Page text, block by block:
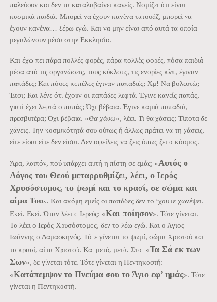
παλεύουν και δεν τα καταλαβαίνει κανείς. Νομίζει ότι είναι
κοσμικά παιδιά. Μπορεί να έχουν κανένα τατουάζ, μπορεί να
έχουν κανένα… ξέρω εγώ. Και να μην είναι από αυτά τα οποία
μεγαλώνουν μέσα στην Εκκλησία.
Και έχω πει πάρα πολλές φορές, πάρα πολλές φορές, πόσα παιδιά
μέσα από τις οργανώσεις, τους κύκλους, τις ενορίες κλπ, έγιναν
παπάδες; Και πόσες κοπέλες έγιναν παπαδιές; Χμ! Να βολευτώ;
Έτσι; Και λένε ότι έχουν οι παπάδες λεφτά. Έγινε κανείς παπάς,
γιατί έχει λεφτά ο παπάς; Όχι βέβαια. Έγινε καμιά παπαδιά,
πρεσβυτέρα; Όχι βέβαια. «Θα χάσω», λέει. Τι θα χάσεις; Τίποτα δε
χάνεις. Την κοσμικότητά σου ούτως ή άλλως πρέπει να τη χάσεις,
είτε είσαι είτε δεν είσαι. Δεν οφείλεις να ζεις όπως ζει ο κόσμος.
Άρα, λοιπόν, πού υπάρχει αυτή η πίστη σε εμάς; «Αυτός ο
Λόγος του Θεού μεταρρυθμίζει, λέει, ο Ιερός
Χρυσόστομος, το ψωμί και το κρασί, σε σώμα και
αίμα Του». Και ακόμη εμείς οι παπάδες δεν το ‘χουμε χωνέψει.
Εκεί. Εκεί. Όταν λέει ο Ιερεύς: «Και ποίησον». Τότε γίνεται.
Το λέει ο Ιερός Χρυσόστομος, δεν το λέω εγώ. Και ο Άγιος
Ιωάννης ο Δαμασκηνός. Τότε γίνεται το ψωμί, σώμα Χριστού και
το κρασί, αίμα Χριστού. Και μετά, μετά. Στο «Τα Σά εκ των
Σων», δε γίνεται τότε. Τότε γίνεται η Πεντηκοστή:
«Κατάπεμψον το Πνεύμα σου το Άγιο εφ’ ημάς». Τότε
γίνεται η Πεντηκοστή.